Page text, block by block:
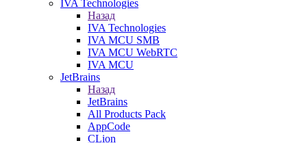
IVA Technologies
Назад
IVA Technologies
IVA MCU SMB
IVA MCU WebRTC
IVA MCU
JetBrains
Назад
JetBrains
All Products Pack
AppCode
CLion